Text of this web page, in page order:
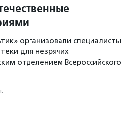
организовали специалисты
для незрячих
отделением Всероссийского